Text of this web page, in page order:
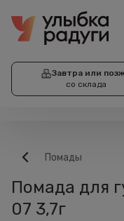
Завтра или
со склада
Помады
Помада для
07 3,7г